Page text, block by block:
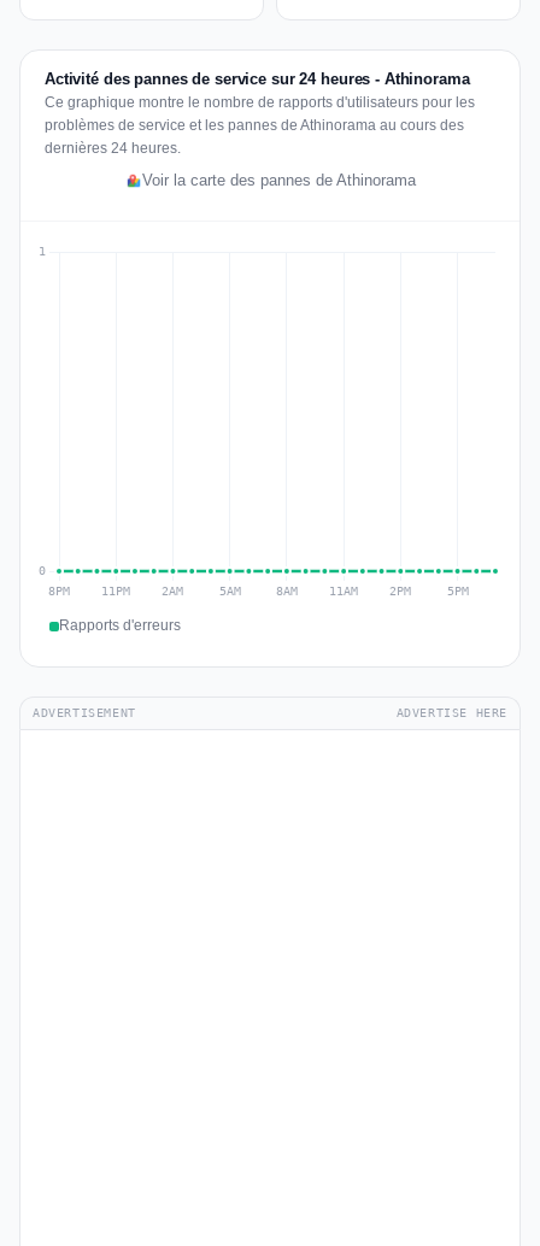
Activité des pannes de service sur 24 heures - Athinorama
Ce graphique montre le nombre de rapports d'utilisateurs pour les
problèmes de service et les pannes de Athinorama au cours des
dernières 24 heures.
Voir la carte des pannes de Athinorama
Rapports d'erreurs
ADVERTISEMENT ADVERTISE HERE